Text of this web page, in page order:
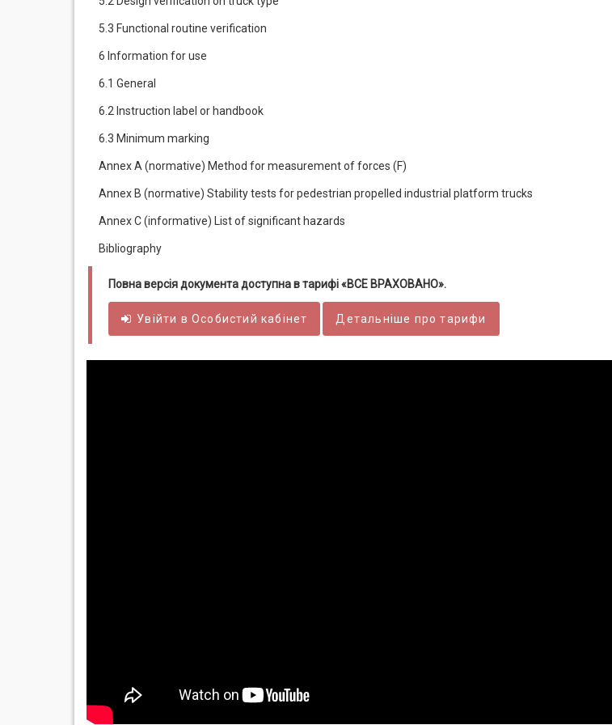
5.3 Functional routine verification
6 Information for use
6.1 General
6.2 Instruction label or handbook
6.3 Minimum marking
Annex A (normative) Method for measurement of forces (F)
Annex В (normative) Stability tests for pedestrian propelled industrial platform trucks
Annex C (informative) List of significant hazards
Bibliography
Повна версія документа доступна в тарифі «ВСЕ ВРАХОВАНО».
Увійти вОсобистий кабінет Детальніше про тарифи